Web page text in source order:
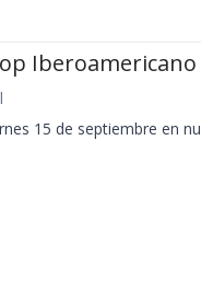
Iberoamericano
15 de septiembre en